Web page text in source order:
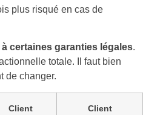
plus risqué en cas de
certaines garanties légales.
totale. Il faut bien
de changer.
Client
Client